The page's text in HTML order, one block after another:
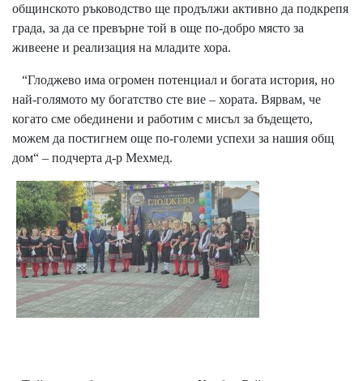
общинското ръководство ще продължи активно да подкрепя
града, за да се превърне той в още по-добро място за
живеене и реализация на младите хора.
​“Глоджево има огромен потенциал и богата история, но
най-голямото му богатство сте вие – хората. Вярвам, че
когато сме обединени и работим с мисъл за бъдещето,
можем да постигнем още по-големи успехи за нашия общ
дом“ – подчерта д-р Мехмед.